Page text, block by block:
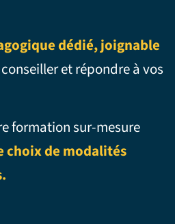
dédié, joignable
et répondre à vos
formation sur-mesure
choix de modalités